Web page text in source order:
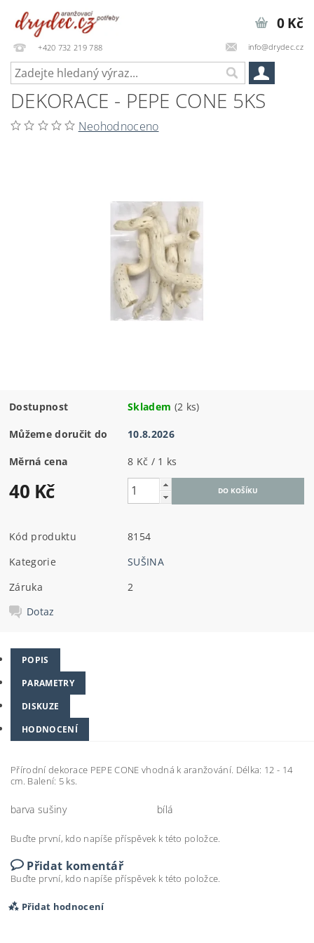
+420 732 219 788 info@drydec.cz
0 Kč
DEKORACE - PEPE CONE 5KS
Neohodnoceno
Dostupnost Skladem (2 ks)
Můžeme doručit do 10.8.2026
Měrná cena 8 Kč / 1 ks
40 Kč
Kód produktu
8154
Kategorie
SUŠINA
Záruka
2
Dotaz
POPIS
PARAMETRY
DISKUZE
HODNOCENÍ
Přírodní dekorace PEPE CONE vhodná k aranžování. Délka: 12 - 14
cm. Balení: 5 ks.
barva sušiny bílá
Buďte první, kdo napíše příspěvek k této položce.
Přidat komentář
Buďte první, kdo napíše příspěvek k této položce.
Přidat hodnocení